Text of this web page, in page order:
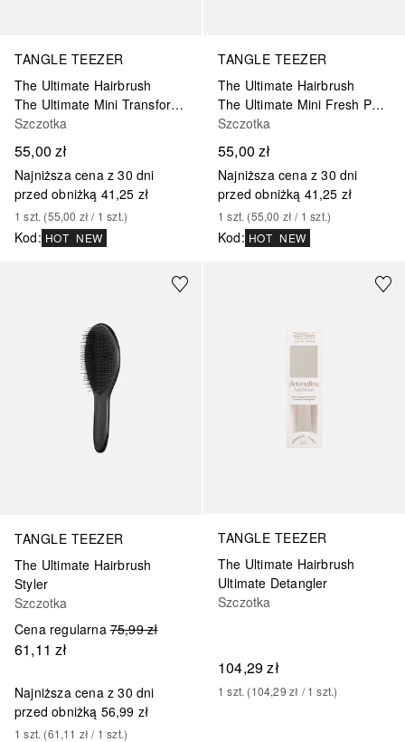
TANGLE TEEZER
The Ultimate Hairbrush
The Ultimate Mini Transfor Teal
Szczotka
55,00 zł
Najniższa cena z 30 dni
przed obniżką 41,25 zł
1 szt. (55,00 zł / 1 szt.)
Kod: HOT NEW
TANGLE TEEZER
The Ultimate Hairbrush
The Ultimate Mini Fresh Purple
Szczotka
55,00 zł
Najniższa cena z 30 dni
przed obniżką 41,25 zł
1 szt. (55,00 zł / 1 szt.)
Kod: HOT NEW
TANGLE TEEZER
The Ultimate Hairbrush
Styler
Szczotka
Cena regularna 75,99 zł
61,11 zł
Najniższa cena z 30 dni
przed obniżką 56,99 zł
1 szt. (61,11 zł / 1 szt.)
TANGLE TEEZER
The Ultimate Hairbrush
Ultimate Detangler
Szczotka
104,29 zł
1 szt. (104,29 zł / 1 szt.)